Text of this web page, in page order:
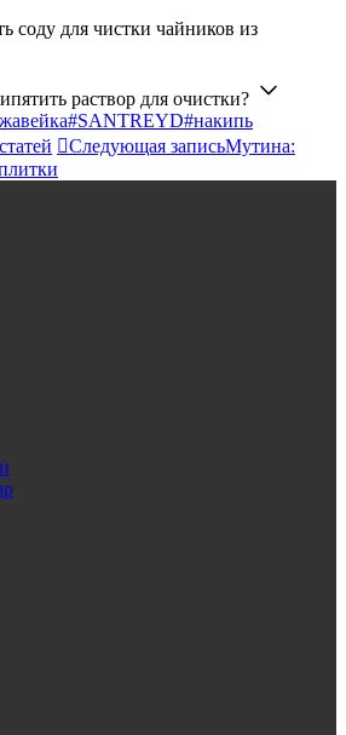
соду для чистки чайников из
раствор для очистки?
#SANTREYD#накипь
Следующая записьМутина: